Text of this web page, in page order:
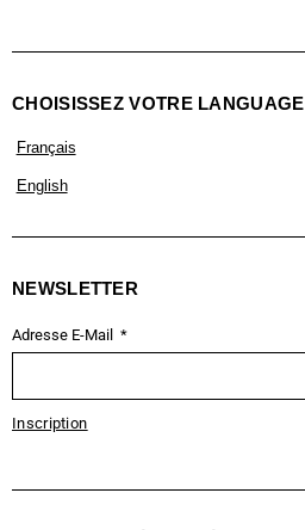
CHOISISSEZ VOTRE LANGUAGE
Français
English
NEWSLETTER
Adresse E-Mail
Inscription